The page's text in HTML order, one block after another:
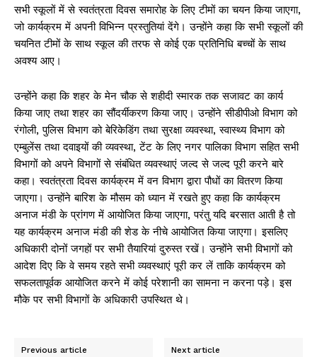
सभी स्कूलों में से स्वतंत्रता दिवस समारोह के लिए टीमों का चयन किया जाएगा,
जो कार्यक्रम में अपनी विभिन्न प्रस्तुतियां देंगे। उन्होंने कहा कि सभी स्कूलों की
चयनित टीमों के साथ स्कूल की तरफ से कोई एक प्रतिनिधि बच्चों के साथ
अवश्य आए।
उन्होंने कहा कि शहर के मेन चौक से शहीदी स्मारक तक सजावट का कार्य
किया जाए तथा शहर का सौंदर्यीकरण किया जाए। उन्होंने सीडीपीओ विभाग को
रंगोली, पुलिस विभाग को बेरिकेडिंग तथा सुरक्षा व्यवस्था, स्वास्थ्य विभाग को
एम्बुलेंस तथा दवाइयों की व्यवस्था, टेंट के लिए नगर पालिका विभाग सहित सभी
विभागों को अपने विभागों से संबंधित व्यवस्थाएं जल्द से जल्द पूरी करने बारे
कहा। स्वतंत्रता दिवस कार्यक्रम में वन विभाग द्वारा पौधों का वितरण किया
जाएगा। उन्होंने बारिश के मौसम को ध्यान में रखते हुए कहा कि कार्यक्रम
अनाज मंडी के प्रांगण में आयोजित किया जाएगा, परंतु यदि बरसात आती है तो
यह कार्यक्रम अनाज मंडी की शेड के नीचे आयोजित किया जाएगा। इसलिए
अधिकारी दोनों जगहों पर सभी तैयारियां दुरुस्त रखें। उन्होंने सभी विभागों को
आदेश दिए कि वे समय रहते सभी व्यवस्थाएं पूरी कर लें ताकि कार्यक्रम को
सफलतापूर्वक आयोजित करने में कोई परेशानी का सामना न करना पड़े। इस
मौके पर सभी विभागों के अधिकारी उपस्थित थे।
Previous article Next article